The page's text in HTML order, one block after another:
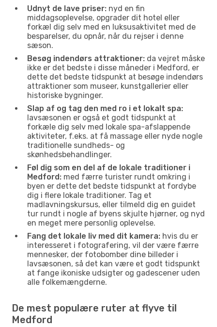
Udnyt de lave priser: nyd en fin
middagsoplevelse, opgrader dit hotel eller
forkæl dig selv med en luksusaktivitet med de
besparelser, du opnår, når du rejser i denne
sæson.
Besøg indendørs attraktioner: da vejret måske
ikke er det bedste i disse måneder i Medford, er
dette det bedste tidspunkt at besøge indendørs
attraktioner som museer, kunstgallerier eller
historiske bygninger.
Slap af og tag den med ro i et lokalt spa:
lavsæsonen er også et godt tidspunkt at
forkæle dig selv med lokale spa-afslappende
aktiviteter, f.eks. at få massage eller nyde nogle
traditionelle sundheds- og
skønhedsbehandlinger.
Føl dig som en del af de lokale traditioner i
Medford: med færre turister rundt omkring i
byen er dette det bedste tidspunkt at fordybe
dig i flere lokale traditioner. Tag et
madlavningskursus, eller tilmeld dig en guidet
tur rundt i nogle af byens skjulte hjørner, og nyd
en meget mere personlig oplevelse.
Fang det lokale liv med dit kamera: hvis du er
interesseret i fotografering, vil der være færre
mennesker, der fotobomber dine billeder i
lavsæsonen, så det kan være et godt tidspunkt
at fange ikoniske udsigter og gadescener uden
alle folkemængderne.
De mest populære ruter at flyve til
Medford